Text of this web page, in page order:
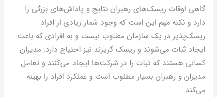
اوقات ریسک‌های رهبران نتایج و پاداش‌های بزرگی را
و نکته مهم این است که وجود شمار زیادی از افراد
در یک سازمان مطلوب نیست و به افرادی که باعث
ثبات می‌شوند و ریسک گریزند نیز احتیاج دارد. مدیران
هستند که ثبات را در شرکت‌ها ایجاد می‌کنند و تعامل
و رهبران بسیار مطلوب است و عملکرد افراد را بهینه